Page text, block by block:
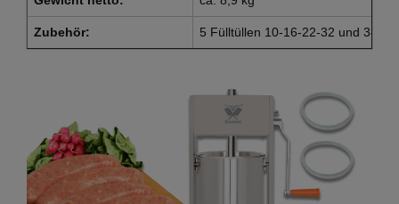
Zubehör: 5 Fülltüllen 10-16-22-32 und